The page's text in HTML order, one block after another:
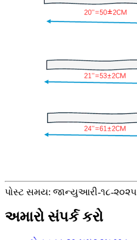
પોસ્ટ સમય: જાન્યુઆરી-૧૮-૨૦૨૫
અમારો સંપર્ક કરો